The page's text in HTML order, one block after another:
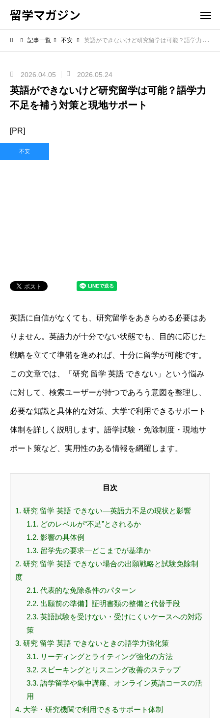
留学マガジン
記事一覧 不安 英語ができないけど研究留学は可能？語学力不足を補う対策と現地サポート
2026.04.05 2026.05.24
英語ができないけど研究留学は可能？語学力
不足を補う対策と現地サポート
[PR]
不安
英語に自信がなくても、研究留学をあきらめる必要はあ
りません。英語力が十分でない状態でも、目的に応じた
戦略を立てて準備を進めれば、十分に留学が可能です。
この文章では、「研究 留学 英語 できない」という悩み
に対して、検索ユーザーが持つであろう意図を整理し、
必要な知識と具体的な対策、大学で利用できるサポート
体制を詳しく説明します。語学試験・免除制度・現地サ
ポート策など、実用性のある情報を網羅します。
目次
1. 研究 留学 英語 できない—英語力不足の現状と影響
1.1. どのレベルが“不足”とされるか
1.2. 影響の具体例
1.3. 留学先の要求—どこまでが基準か
2. 研究 留学 英語 できない場合の出願戦略と試験免除制
度
2.1. 代表的な免除条件のパターン
2.2. 出願前の準備】証明書類の整備と代替手段
2.3. 英語試験を受けない・受けにくいケースへの対応
策
3. 研究 留学 英語 できないときの語学力強化策
3.1. リーディングとライティング強化の方法
3.2. スピーキングとリスニング改善のステップ
3.3. 語学留学や集中講座、オンライン英語コースの活
用
4. 大学・研究機関で利用できるサポート体制